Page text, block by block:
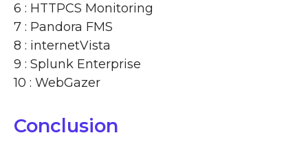
6 : HTTPCS Monitoring
7 : Pandora FMS
8 : internetVista
9 : Splunk Enterprise
10 : WebGazer
Conclusion